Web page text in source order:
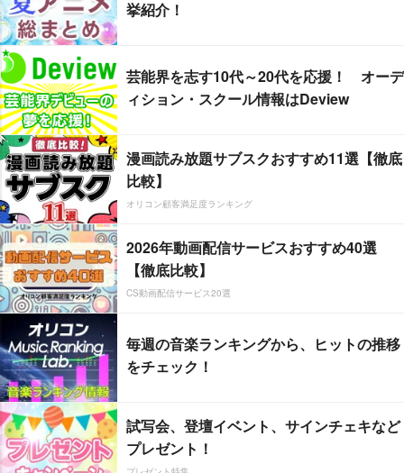
挙紹介！
芸能界を志す10代～20代を応援！ オーデ
ィション・スクール情報はDeview
漫画読み放題サブスクおすすめ11選【徹底
比較】
オリコン顧客満足度ランキング
2026年動画配信サービスおすすめ40選
【徹底比較】
CS動画配信サービス20選
毎週の音楽ランキングから、ヒットの推移
をチェック！
試写会、登壇イベント、サインチェキなど
プレゼント！